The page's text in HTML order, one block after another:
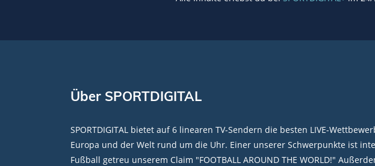
Über SPORTDIGITAL
SPORTDIGITAL bietet auf 6 linearen TV-Sendern die besten LIVE-
Europa und der Welt rund um die Uhr. Einer unserer Schwerpunkte ist
Fußball getreu unserem Claim "FOOTBALL AROUND THE WORLD!"